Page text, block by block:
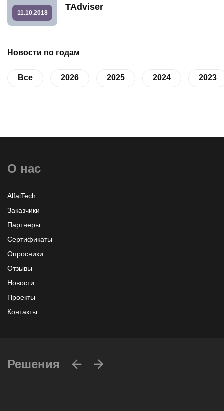
11.10.2018
TAdviser
Новости по годам
Все 2026 2025 2024 2023
О нас
AlfaiTech
Заказчики
Партнеры
Сертификаты
Опросники
Отзывы
Новости
Проекты
Контакты
Решения